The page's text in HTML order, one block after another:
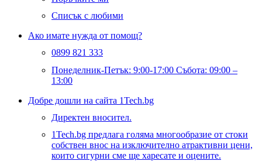
Списък с любими
Ако имате нужда от помощ?
0899 821 333
Понеделник-Петък: 9:00-17:00 Събота: 09:00 –
13:00
Добре дошли на сайта 1Tech.bg
Директен вносител.
1Tech.bg предлага голяма многообразие от стоки
собствен внос на изключително атрактивни цени,
които сигурни сме ще харесате и оцените.